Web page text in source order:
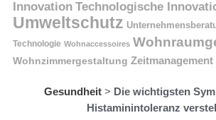
Innovation Technologische
Umweltschutz
Technologie Wohnaccessoires
Wohnzimmergestaltung Zeitmanagement
Gesundheit > Die wichtigsten
Histaminintoleranz